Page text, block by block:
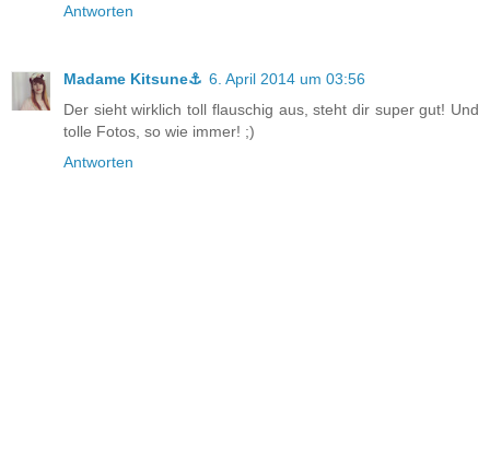
Antworten
Madame Kitsune⚓ 6. April 2014 um 03:56
Der sieht wirklich toll flauschig aus, steht dir super gut! Und
tolle Fotos, so wie immer! ;)
Antworten